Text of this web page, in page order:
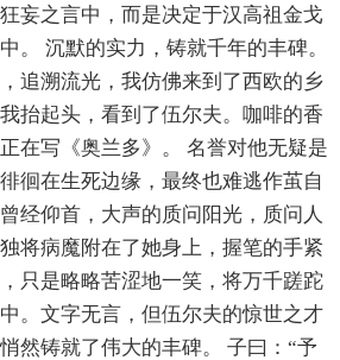
妄之言中，而是决定于汉高祖金戈
。 沉默的实力，铸就千年的丰碑。
追溯流光，我仿佛来到了西欧的乡
抬起头，看到了伍尔夫。咖啡的香
在写《奥兰多》。 名誉对他无疑是
徊在生死边缘，最终也难逃作茧自
经仰首，大声的质问阳光，质问人
将病魔附在了她身上，握笔的手紧
只是略略苦涩地一笑，将万千蹉跎
。文字无言，但伍尔夫的惊世之才
然铸就了伟大的丰碑。 子曰：“予